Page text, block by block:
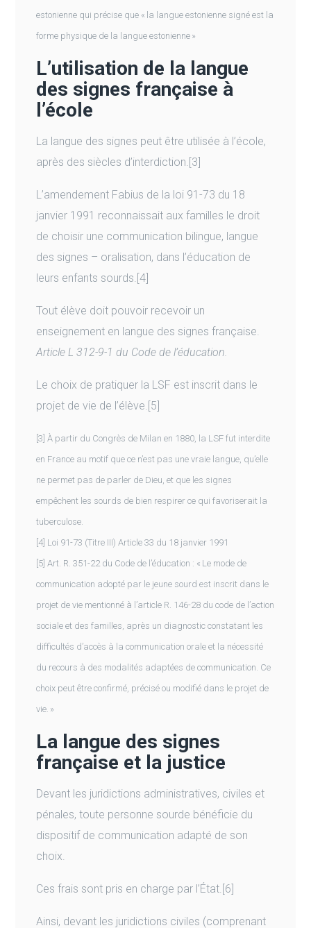
estonienne qui précise que « la langue estonienne signé est la
forme physique de la langue estonienne »
L’utilisation de la langue
des signes française à
l’école
La langue des signes peut être utilisée à l’école,
après des siècles d’interdiction.[3]
L’amendement Fabius de la loi 91-73 du 18
janvier 1991 reconnaissait aux familles le droit
de choisir une communication bilingue, langue
des signes – oralisation, dans l’éducation de
leurs enfants sourds.[4]
Tout élève doit pouvoir recevoir un
enseignement en langue des signes française.
Article L 312-9-1 du Code de l’éducation.
Le choix de pratiquer la LSF est inscrit dans le
projet de vie de l’élève.[5]
[3] À partir du Congrès de Milan en 1880, la LSF fut interdite
en France au motif que ce n’est pas une vraie langue, qu’elle
ne permet pas de parler de Dieu, et que les signes
empêchent les sourds de bien respirer ce qui favoriserait la
tuberculose.
[4] Loi 91-73 (Titre III) Article 33 du 18 janvier 1991
[5] Art. R. 351-22 du Code de l’éducation : « Le mode de
communication adopté par le jeune sourd est inscrit dans le
projet de vie mentionné à l’article R. 146-28 du code de l’action
sociale et des familles, après un diagnostic constatant les
difficultés d’accès à la communication orale et la nécessité
du recours à des modalités adaptées de communication. Ce
choix peut être confirmé, précisé ou modifié dans le projet de
vie. »
La langue des signes
française et la justice
Devant les juridictions administratives, civiles et
pénales, toute personne sourde bénéficie du
dispositif de communication adapté de son
choix.
Ces frais sont pris en charge par l’État.[6]
Ainsi, devant les juridictions civiles (comprenant